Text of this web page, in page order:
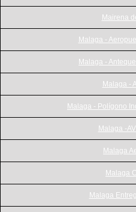
Mairena
Malaga -
Malaga -
Malaga -
Malaga - Polígono
Malaga -
Malaga
Malaga
Malaga